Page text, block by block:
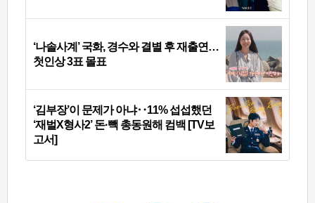
‘나솔사계’ 국화, 경수와 결별 후 재출연…
첫인상 3표 몰표
‘김부장’이 문제가 아냐‥11% 섭섭했던
‘재벌X형사2’ 돈·빽 총동원해 컴백 [TV보
고서]